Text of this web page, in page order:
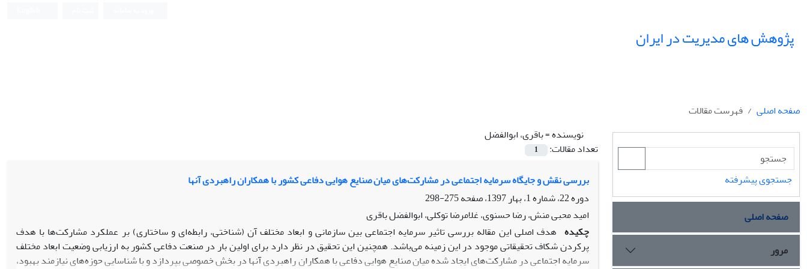
پژوهش های مدیریت در ایران
صفحه اصلی
فهرست مقالات
نویسنده =باقری، ابوالفضل
تعداد مقالات:
1
بررسی نقش و جایگاه سرمایه اجتماعی در مشارکت‌های میان صنایع هوایی دفاعی کشور با همکاران راهبردی آنها
دوره 22، شماره 1، بهار 1397، صفحه
275-298
امید محبی منش، رضا حسنوی، غلامرضا توکلی، ابوالفضل باقری
چکیده هدف اصلی این مقاله بررسی تاثیر سرمایه اجتماعی بین سازمانی و ابعاد مختلف آن (شناختی، رابطه‌ای و ساختاری) بر عملکرد مشارکت‌ها با هدف
پرکردن شکاف تحقیقاتی موجود در این زمینه می‌باشد. همچنین این تحقیق در نظر دارد برای اولین بار در صنعت دفاعی کشور به ارزیابی وضعیت ابعاد مختلف
سرمایه اجتماعی در مشارکت‌های ایجاد شده میان صنایع هوایی دفاعی با همکاران راهبردی آنها در بخش خصوصی بپردازد و با شناسایی حوزه‌های نیازمند بهبود،
جستجوی پیشرفته
صفحه اصلی
مرور